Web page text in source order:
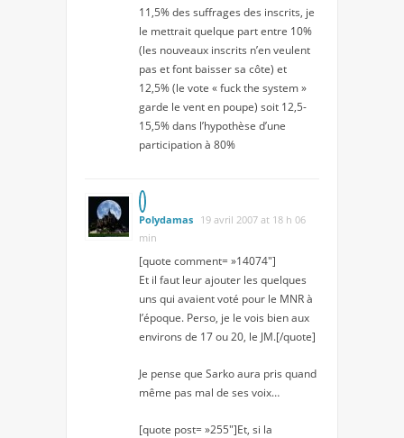
11,5% des suffrages des inscrits, je
le mettrait quelque part entre 10%
(les nouveaux inscrits n’en veulent
pas et font baisser sa côte) et
12,5% (le vote « fuck the system »
garde le vent en poupe) soit 12,5-
15,5% dans l’hypothèse d’une
participation à 80%
Polydamas 19 avril 2007 at 18 h 06
min
[quote comment= »14074″]
Et il faut leur ajouter les quelques
uns qui avaient voté pour le MNR à
l’époque. Perso, je le vois bien aux
environs de 17 ou 20, le JM.[/quote]
Je pense que Sarko aura pris quand
même pas mal de ses voix…
[quote post= »255″]Et, si la